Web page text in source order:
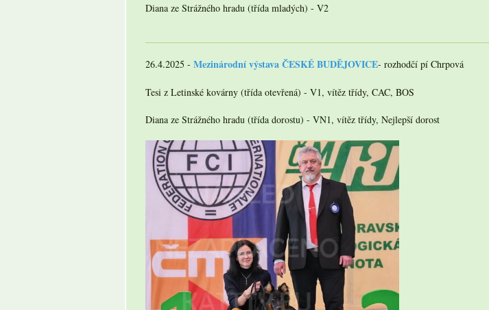
Diana ze Strážného hradu (třída mladých) - V2
26.4.2025 - Mezinárodní výstava ČESKÉ BUDĚJOVICE- rozhodčí pí Chrpová
Tesi z Letinské kovárny (třída otevřená) - V1, vítěz třídy, CAC, BOS
Diana ze Strážného hradu (třída dorostu) - VN1, vítěz třídy, Nejlepší dorost